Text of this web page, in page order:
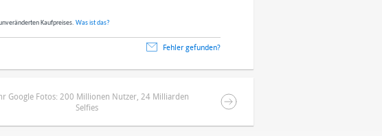
Kaufpreises. Was ist das?
Fehler gefunden?
Google Fotos: 200 Millionen Nutzer, 24 Milliarden
Selfies